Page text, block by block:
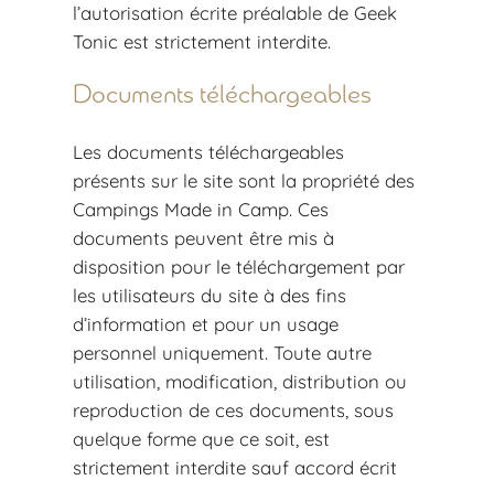
l’autorisation écrite préalable de Geek
Tonic est strictement interdite.
Documents téléchargeables
Les documents téléchargeables
présents sur le site sont la propriété des
Campings Made in Camp. Ces
documents peuvent être mis à
disposition pour le téléchargement par
les utilisateurs du site à des fins
d’information et pour un usage
personnel uniquement. Toute autre
utilisation, modification, distribution ou
reproduction de ces documents, sous
quelque forme que ce soit, est
strictement interdite sauf accord écrit